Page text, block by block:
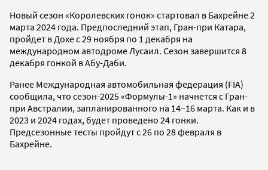
Новый сезон «Королевских гонок» стартовал в Бахрейне 2
марта 2024 года. Предпоследний этап, Гран-при Катара,
пройдет в Дохе с 29 ноября по 1 декабря на
международном автодроме Лусаил. Сезон завершится 8
декабря гонкой в Абу-Даби.
Ранее Международная автомобильная федерация (FIA)
сообщила, что сезон-2025 «Формулы-1» начнется с Гран-
при Австралии, запланированного на 14–16 марта. Как и в
2023 и 2024 годах, будет проведено 24 гонки.
Предсезонные тесты пройдут с 26 по 28 февраля в
Бахрейне.